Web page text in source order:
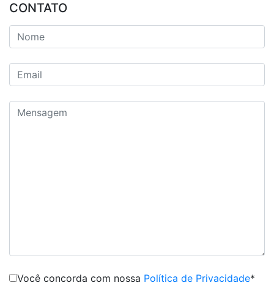
CONTATO
Você concorda com nossa Política de Privacidade*